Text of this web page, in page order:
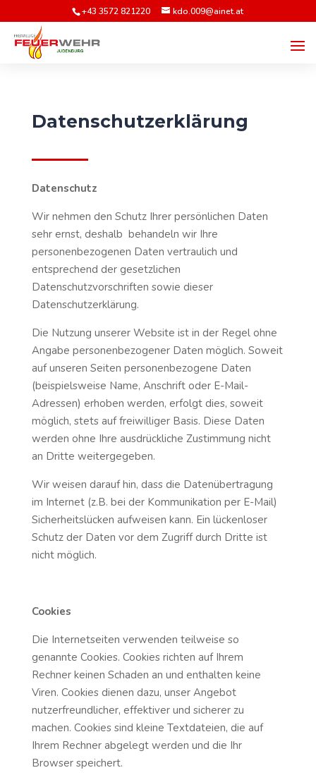
+43 3572 821220 kdo.009@ainet.at
Datenschutzerklärung
Datenschutz
Wir nehmen den Schutz Ihrer persönlichen Daten
sehr ernst, deshalb behandeln wir Ihre
personenbezogenen Daten vertraulich und
entsprechend der gesetzlichen
Datenschutzvorschriften sowie dieser
Datenschutzerklärung.
Die Nutzung unserer Website ist in der Regel ohne
Angabe personenbezogener Daten möglich. Soweit
auf unseren Seiten personenbezogene Daten
(beispielsweise Name, Anschrift oder E-Mail-
Adressen) erhoben werden, erfolgt dies, soweit
möglich, stets auf freiwilliger Basis. Diese Daten
werden ohne Ihre ausdrückliche Zustimmung nicht
an Dritte weitergegeben.
Wir weisen darauf hin, dass die Datenübertragung
im Internet (z.B. bei der Kommunikation per E-Mail)
Sicherheitslücken aufweisen kann. Ein lückenloser
Schutz der Daten vor dem Zugriff durch Dritte ist
nicht möglich.
Cookies
Die Internetseiten verwenden teilweise so
genannte Cookies. Cookies richten auf Ihrem
Rechner keinen Schaden an und enthalten keine
Viren. Cookies dienen dazu, unser Angebot
nutzerfreundlicher, effektiver und sicherer zu
machen. Cookies sind kleine Textdateien, die auf
Ihrem Rechner abgelegt werden und die Ihr
Browser speichert.